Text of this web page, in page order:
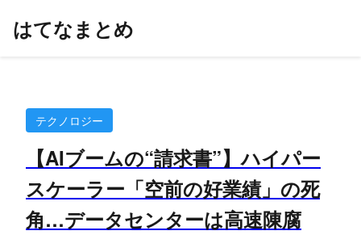
はてなまとめ
テクノロジー
【AIブームの“請求書”】ハイパー
スケーラー「空前の好業績」の死
角…データセンターは高速陳腐